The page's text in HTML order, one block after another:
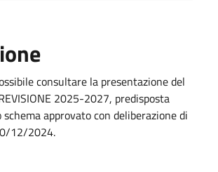
consultare la presentazione del
2025-2027, predisposta
approvato con deliberazione di
12/2024.